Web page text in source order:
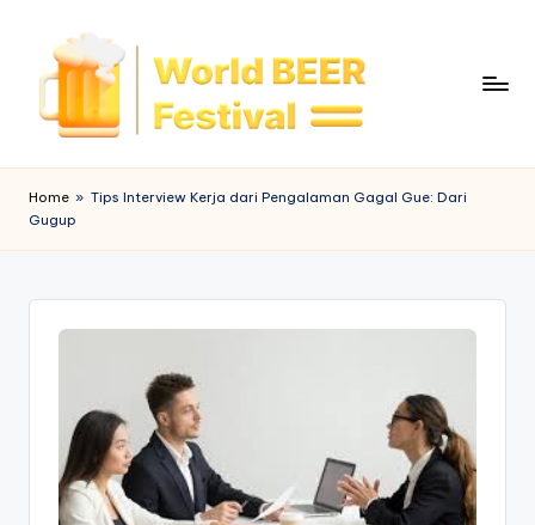
o
rl
B
Home » Tips Interview Kerja dari Pengalaman Gagal Gue: Dari
Gugup